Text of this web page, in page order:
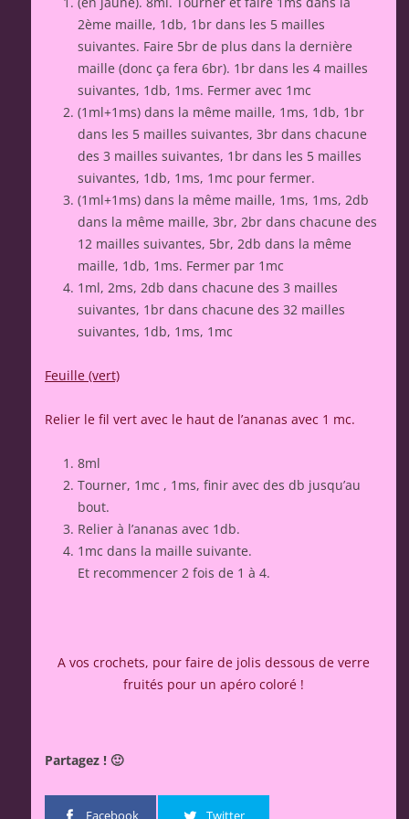
2ème maille, 1db, 1br dans les 5 mailles
suivantes. Faire 5br de plus dans la dernière
maille (donc ça fera 6br). 1br dans les 4 mailles
suivantes, 1db, 1ms. Fermer avec 1mc
(1ml+1ms) dans la même maille, 1ms, 1db, 1br
dans les 5 mailles suivantes, 3br dans chacune
des 3 mailles suivantes, 1br dans les 5 mailles
suivantes, 1db, 1ms, 1mc pour fermer.
(1ml+1ms) dans la même maille, 1ms, 1ms, 2db
dans la même maille, 3br, 2br dans chacune des
12 mailles suivantes, 5br, 2db dans la même
maille, 1db, 1ms. Fermer par 1mc
1ml, 2ms, 2db dans chacune des 3 mailles
suivantes, 1br dans chacune des 32 mailles
suivantes, 1db, 1ms, 1mc
Feuille (vert)
Relier le fil vert avec le haut de l’ananas avec 1 mc.
8ml
Tourner, 1mc , 1ms, finir avec des db jusqu’au
bout.
Relier à l’ananas avec 1db.
1mc dans la maille suivante.
Et recommencer 2 fois de 1 à 4.
A vos crochets, pour faire de jolis dessous de verre
fruités pour un apéro coloré !
Partagez ! 🙂
Facebook Twitter